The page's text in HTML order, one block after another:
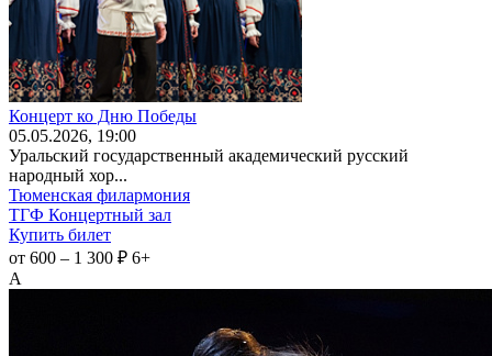
Концерт ко Дню Победы
05.05.2026, 19:00
Уральский государственный академический русский
народный хор...
Тюменская филармония
ТГФ Концертный зал
Купить билет
от 600 – 1 300 ₽ 6+
А